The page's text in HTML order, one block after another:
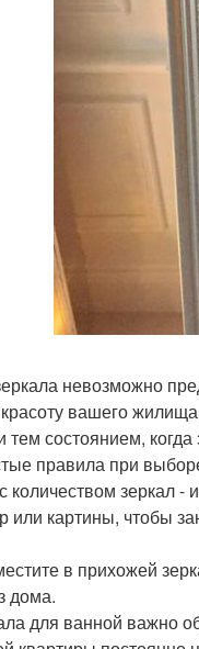
невозможно
вашего
тем состоянием,
правила при
зеркал -
или картины, чтобы
в прихожей
дома.
для ванной важно